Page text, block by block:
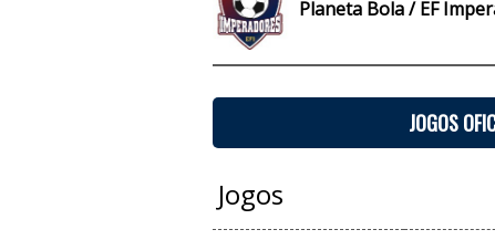
Planeta Bola / EF
JOGOS
Jogos